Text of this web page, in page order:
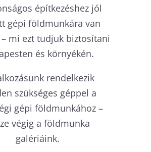
építkezéshez jól
gépi földmunkára van
– mi ezt tudjuk biztosítani
és környékén.
rendelkezik
szükséges géppel a
gépi földmunkához –
végig a földmunka
galériáink.